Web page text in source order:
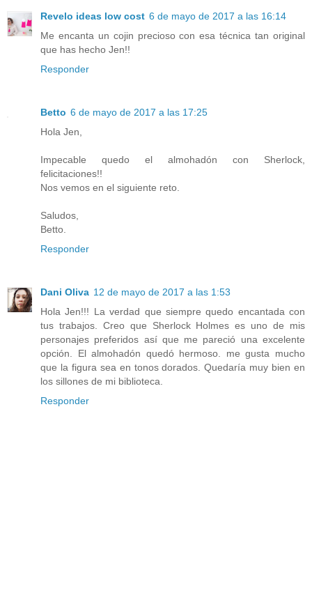
Revelo ideas low cost 6 de mayo de 2017 a las 16:14
Me encanta un cojin precioso con esa técnica tan original
que has hecho Jen!!
Responder
Betto 6 de mayo de 2017 a las 17:25
Hola Jen,
Impecable quedo el almohadón con Sherlock,
felicitaciones!!
Nos vemos en el siguiente reto.
Saludos,
Betto.
Responder
Dani Oliva 12 de mayo de 2017 a las 1:53
Hola Jen!!! La verdad que siempre quedo encantada con
tus trabajos. Creo que Sherlock Holmes es uno de mis
personajes preferidos así que me pareció una excelente
opción. El almohadón quedó hermoso. me gusta mucho
que la figura sea en tonos dorados. Quedaría muy bien en
los sillones de mi biblioteca.
Responder